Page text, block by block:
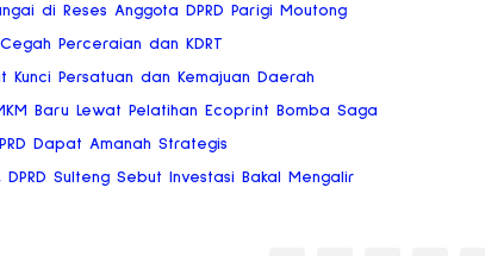
di Reses Anggota DPRD Parigi Moutong
Perceraian dan KDRT
Kunci Persatuan dan Kemajuan Daerah
Baru Lewat Pelatihan Ecoprint Bomba Saga
Dapat Amanah Strategis
DPRD Sulteng Sebut Investasi Bakal Mengalir